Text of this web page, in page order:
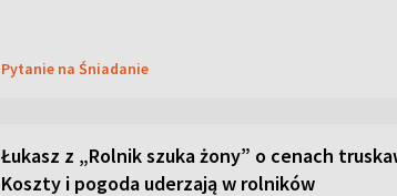
Pytanie na Śniadanie
Łukasz z „Rolnik szuka żony” o cenach
Koszty i pogoda uderzają w rolników